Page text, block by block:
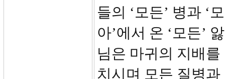
들의 ‘모든’ 병과 ‘
아’에서 온 ‘모든’
님은 마귀의 지배
치시며 모든 질병